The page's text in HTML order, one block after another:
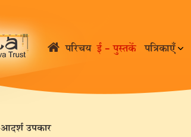
परिचय ई – पुस्तकें पत्रिकाएँ
आदर्श उपकार